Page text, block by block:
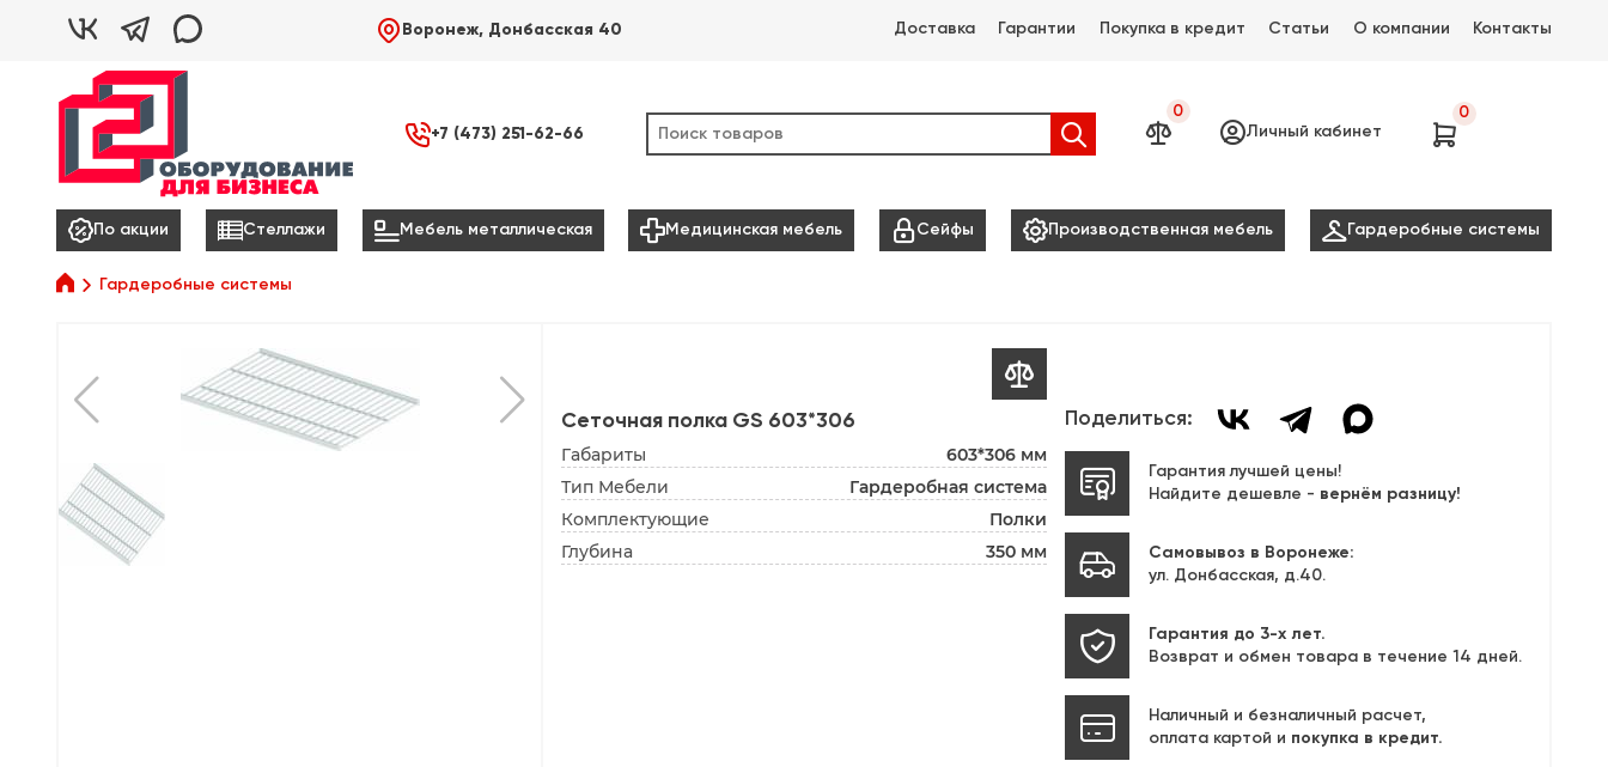
   Воронеж, Донбасская 40 Доставка Гарантии Покупка в кредит Статьи О компании Контакты
+7 (473) 251-62-66  
0
Личный кабинет 
0
По акции Стеллажи Мебель металлическая Медицинская мебель Сейфы Производственная мебель  Гардеробные системы
 Гардеробные системы

Сеточная полка GS 603*306
Габариты
603*306 мм
Тип Мебели
Гардеробная система
Комплектующие
Полки
Глубина
350 мм
Поделиться:
Гарантия лучшей цены!
Найдите дешевле - вернём разницу!
Самовывоз в Воронеже:
ул. Донбасская, д.40.
Гарантия до 3-х лет.
Возврат и обмен товара в течение 14 дней.
Наличный и безналичный расчет,
оплата картой и покупка в кредит.